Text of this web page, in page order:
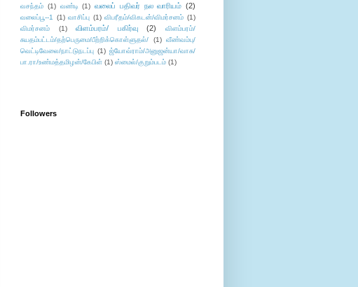
வசந்தம் (1) வண்டி (1) வலைப் பதிவர் நல வாரியம் (2)
வலைப்பூ--1 (1) வாசிப்பு (1) விபரீதம்/விகடன்/விமர்சனம் (1)
விமர்சனம்
(1) விளம்பரம்/ பகிர்வு (2)
விளம்பரம்/
சுயதம்பட்டம்/தற்பெருமை/பீற்றிக்கொள்ளுதல்/
(1) வீண்வம்பு/
வெட்டிவேலை/நாட்டுநடப்பு (1) ஜ்யோவ்ராம்/அனுஜன்யா/வாசு/
பா.ரா/உண்மத்தமிழன்/கேபிள் (1) ஸ்மைல்/குறும்படம் (1)
Followers